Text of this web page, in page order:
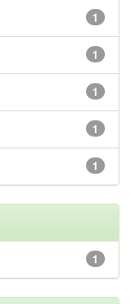
1
1
1
1
1
1